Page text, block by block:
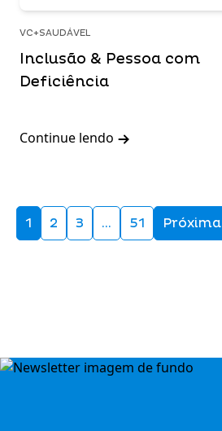
VC+SAUDÁVEL
Inclusão & Pessoa com
Deficiência
Continue lendo
1 2 3 … 51 Próxima